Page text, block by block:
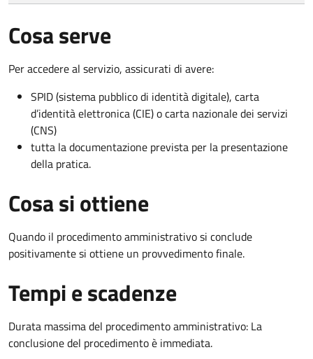
Cosa serve
Per accedere al servizio, assicurati di avere:
SPID (sistema pubblico di identità digitale), carta
d’identità elettronica (CIE) o carta nazionale dei servizi
(CNS)
tutta la documentazione prevista per la presentazione
della pratica.
Cosa si ottiene
Quando il procedimento amministrativo si conclude
positivamente si ottiene un provvedimento finale.
Tempi e scadenze
Durata massima del procedimento amministrativo: La
conclusione del procedimento è immediata.